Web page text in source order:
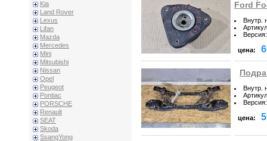
Kia
Land Rover
Lexus
Lifan
Mazda
Mercedes
Mini
Mitsubishi
Nissan
Opel
Peugeot
Pontiac
PORSCHE
Renault
SEAT
Skoda
SsangYong
Ford
Внутр.
Артикул
Версия:
цена:
Внутр.
Артикул
Версия:
цена: